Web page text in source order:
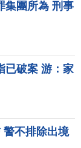
集團所為 刑事
已破案 游：家
警不排除出境